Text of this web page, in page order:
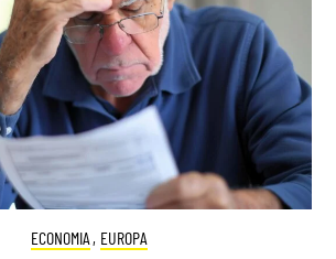
ECONOMIA , EUROPA